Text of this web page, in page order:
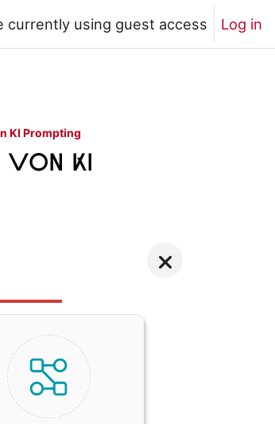
currently using guest access Log in
KI Prompting
KI